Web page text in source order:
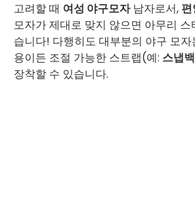
고려할 때 여성 야구모자남자로서,
모자가 제대로 맞지 않으면 아무리
습니다! 다행히도 대부분의 야구 모
용이든 조절 가능한 스트랩(예: 스냅백
장착할 수 있습니다.